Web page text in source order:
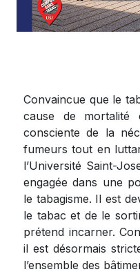
Convaincue que le
cause de mortalité
consciente de la
fumeurs tout en
l’Université Saint-
engagée dans une
le tabagisme. Il est
le tabac et de le
prétend incarner.
il est désormais
l’ensemble des